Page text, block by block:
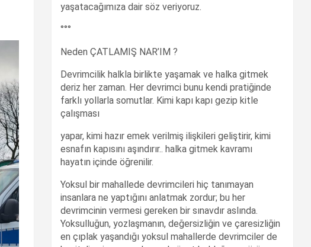
yaşatacağımıza dair söz veriyoruz.
°°°
Neden ÇATLAMIŞ NAR’IM ?
Devrimcilik halkla birlikte yaşamak ve halka gitmek
deriz her zaman. Her devrimci bunu kendi pratiğinde
farklı yollarla somutlar. Kimi kapı kapı gezip kitle
çalışması
yapar, kimi hazır emek verilmiş ilişkileri geliştirir, kimi
esnafın kapısını aşındırır.. halka gitmek kavramı
hayatın içinde öğrenilir.
Yoksul bir mahallede devrimcileri hiç tanımayan
insanlara ne yaptığını anlatmak zordur; bu her
devrimcinin vermesi gereken bir sınavdır aslında.
Yoksulluğun, yozlaşmanın, değersizliğin ve çaresizliğin
en çıplak yaşandığı yoksul mahallerde devrimciler de